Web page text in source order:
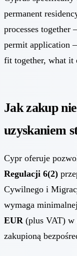
permanent
processes together
permit application
fit together, what it
Jak zakup
uzyskaniem
Cypr oferuje
Regulacji 6(2)
Cywilnego i
wymaga
EUR (plus VAT) w
zakupioną